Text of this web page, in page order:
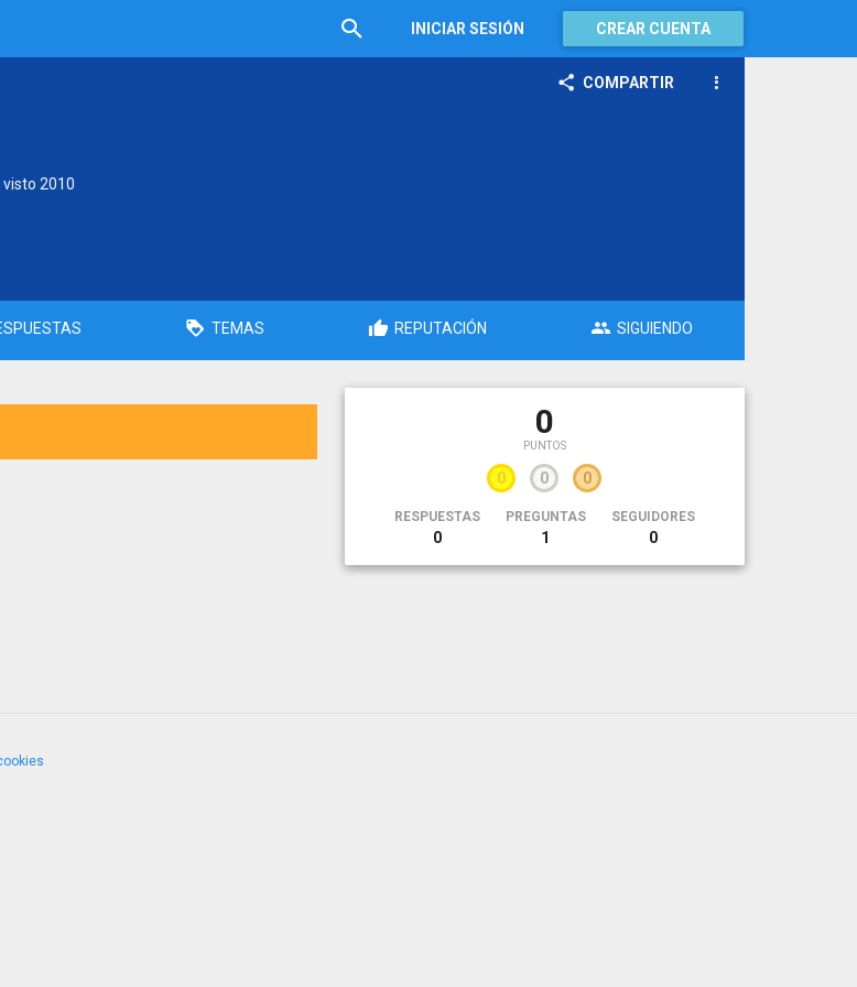
INICIAR SESIÓN CREAR CUENTA
COMPARTIR
visto 2010
TEMAS REPUTACIÓN SIGUIENDO
0
PUNTOS
0 0 0
RESPUESTAS
0
PREGUNTAS
1
SEGUIDORES
0